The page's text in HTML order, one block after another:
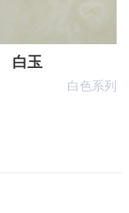
白玉
白色系列